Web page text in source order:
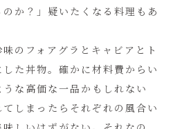
か？」疑いたくなる料理もあ
のフォアグラとキャビアとト
た丼物。確かに材料費からい
な高価な一品かもしれない
しまったらそれぞれの風合い